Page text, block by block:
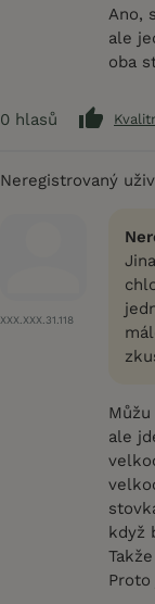
Ano,
ale
oba
0 hlasů
Neregistrovaný
XXX.XXX.31.118
ale
když